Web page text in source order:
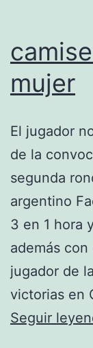
mujer
El jugador
de la
segunda
argentino
3 en 1 hora
además
jugador de
victorias en
Seguir